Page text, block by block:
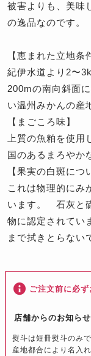
被害よりも、美味
の逸品なのです。
【恵まれた立地条
紀伊水道より2〜
200mの南向斜面
い温州みかんの産
【まごころ味】
上質の魚粕を使
国のあるまろやか
【果実の白斑につ
これは物理的にみ
います。 石灰と
物に認定されてい
まで拭きとらない
ご注文前に必
店舗からのお知らせ
熨斗は短冊熨斗のみで
産地都合により名入